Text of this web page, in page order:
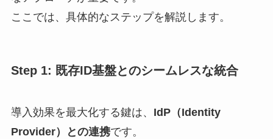
ここでは、具体的なステップを解説します。
Step 1: 既存ID基盤とのシームレスな統合
導入効果を最大化する鍵は、 IdP（Identity
Provider）との連携です。